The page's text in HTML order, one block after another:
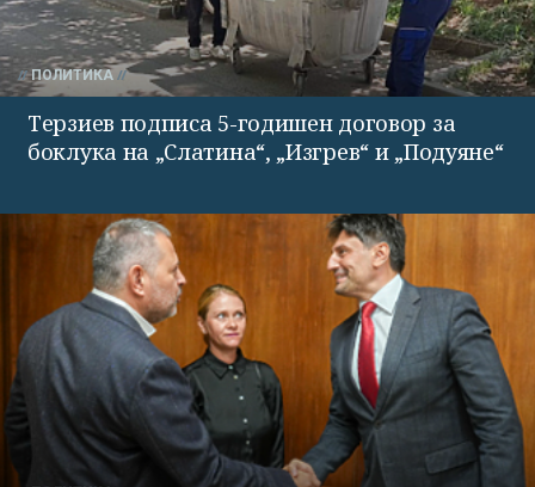
ПОЛИТИКА
Терзиев подписа 5-годишен договор за
боклука на „Слатина“, „Изгрев“ и „Подуяне“